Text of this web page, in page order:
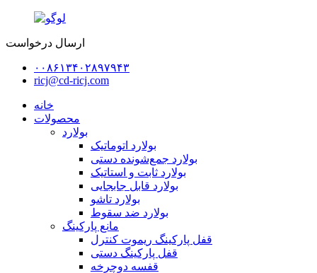
ارسال درخواست
۰۰۸۶۱۳۴۰۲۸۹۷۹۴۳
ricj@cd-ricj.com
خانه
محصولات
بولارد
بولارد اتوماتیک
بولارد جمع‌شونده دستی
بولارد ثابت و استاتیک
بولارد قابل جابجایی
بولارد تاشو
بولارد ضد سقوط
مانع پارکینگ
قفل پارکینگ ریموت کنترل
قفل پارکینگ دستی
قفسه دوچرخه